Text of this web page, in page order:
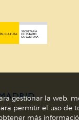
gestionar la web,
permitir el uso de
más